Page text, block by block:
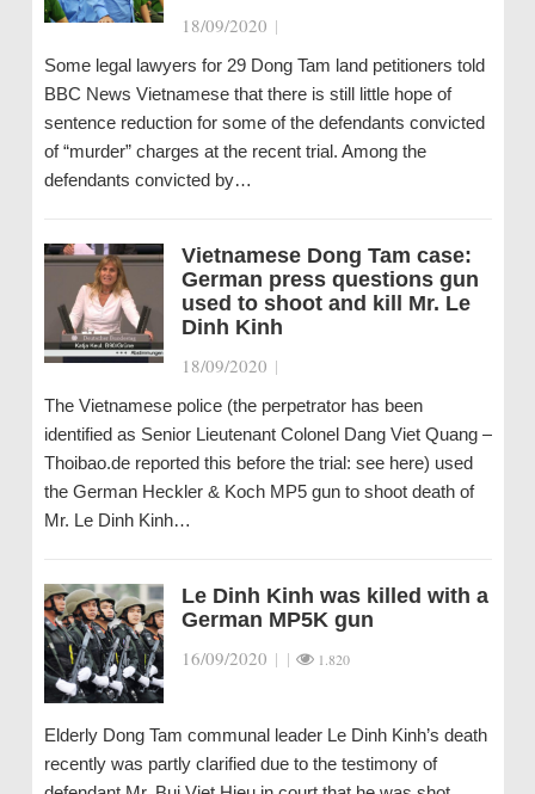
18/09/2020 |
Some legal lawyers for 29 Dong Tam land petitioners told
BBC News Vietnamese that there is still little hope of
sentence reduction for some of the defendants convicted
of “murder” charges at the recent trial. Among the
defendants convicted by…
Vietnamese Dong Tam case:
German press questions gun
used to shoot and kill Mr. Le
Dinh Kinh
18/09/2020 |
The Vietnamese police (the perpetrator has been
identified as Senior Lieutenant Colonel Dang Viet Quang –
Thoibao.de reported this before the trial: see here) used
the German Heckler & Koch MP5 gun to shoot death of
Mr. Le Dinh Kinh…
Le Dinh Kinh was killed with a
German MP5K gun
16/09/2020 | | 1.820
Elderly Dong Tam communal leader Le Dinh Kinh’s death
recently was partly clarified due to the testimony of